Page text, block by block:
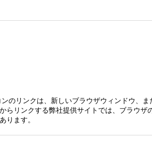
ンのリンクは、新しいブラウザウィンドウ、ま
らリンクする弊社提供サイトでは、ブラウ
ります。